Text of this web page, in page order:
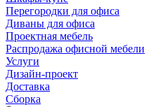
Перегородки для офиса
Диваны для офиса
Проектная мебель
Распродажа офисной мебели
Услуги
Дизайн-проект
Доставка
Сборка